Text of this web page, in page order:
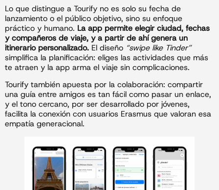
Lo que distingue a Tourify no es solo su fecha de
lanzamiento o el público objetivo, sino su enfoque
práctico y humano. La app permite elegir ciudad, fechas
y compañeros de viaje, y a partir de ahí genera un
itinerario personalizado. El diseño “swipe like Tinder”
simplifica la planificación: eliges las actividades que más
te atraen y la app arma el viaje sin complicaciones.
Tourify también apuesta por la colaboración: compartir
una guía entre amigos es tan fácil como pasar un enlace,
y el tono cercano, por ser desarrollado por jóvenes,
facilita la conexión con usuarios Erasmus que valoran esa
empatía generacional.